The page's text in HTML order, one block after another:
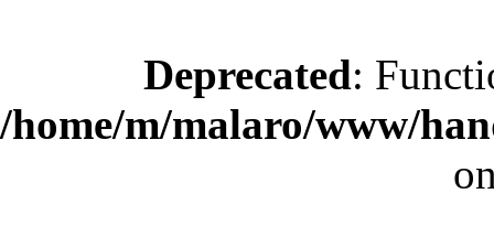
Deprecated:
/home/m/malaro/www/